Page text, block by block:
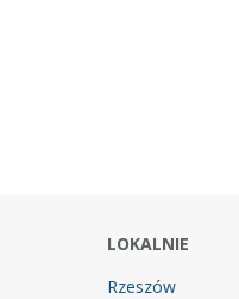
LOKALNIE
Rzeszów